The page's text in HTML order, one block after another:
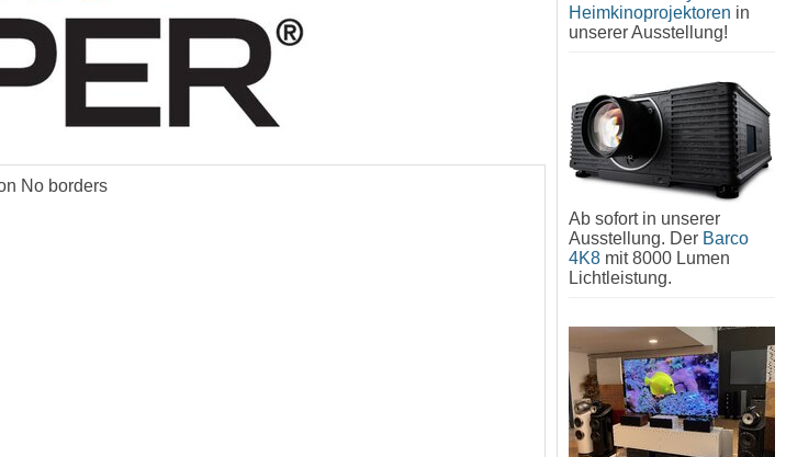
No borders
Heimkinoprojektoren in
unserer Ausstellung!
Ab sofort in unserer
Ausstellung. Der Barco
4K8 mit 8000 Lumen
Lichtleistung.